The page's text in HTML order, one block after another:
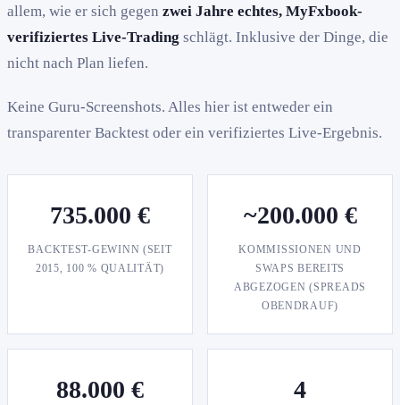
allem, wie er sich gegen zwei Jahre echtes, MyFxbook-
verifiziertes Live-Trading schlägt. Inklusive der Dinge, die
nicht nach Plan liefen.
Keine Guru-Screenshots. Alles hier ist entweder ein
transparenter Backtest oder ein verifiziertes Live-Ergebnis.
735.000 €
BACKTEST-GEWINN (SEIT
2015, 100 % QUALITÄT)
~200.000 €
KOMMISSIONEN UND
SWAPS BEREITS
ABGEZOGEN (SPREADS
OBENDRAUF)
88.000 € 4